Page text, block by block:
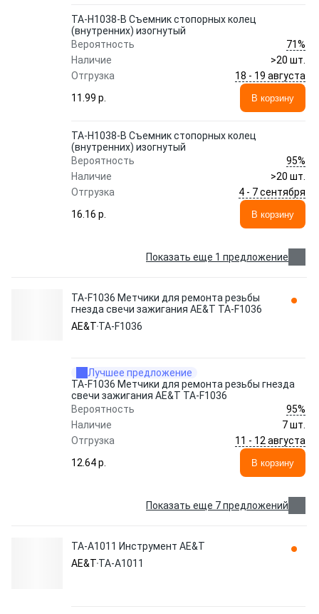
TA-H1038-B Съемник стопорных колец
(внутренних) изогнутый
Вероятность
71%
Наличие
>20 шт.
Отгрузка
18 - 19 августа
11.99 p.
В корзину
TA-H1038-B Съемник стопорных колец
(внутренних) изогнутый
Вероятность
95%
Наличие
>20 шт.
Отгрузка
4 - 7 сентября
16.16 p.
В корзину
Показать еще 1 предложение
TA-F1036 Метчики для ремонта резьбы
гнезда свечи зажигания AE&T TA-F1036
AE&T TA-F1036
Лучшее предложение
TA-F1036 Метчики для ремонта резьбы гнезда
свечи зажигания AE&T TA-F1036
Вероятность
95%
Наличие
7 шт.
Отгрузка
11 - 12 августа
12.64 p.
В корзину
Показать еще 7 предложений
TA-A1011 Инструмент AE&T
AE&T TA-A1011